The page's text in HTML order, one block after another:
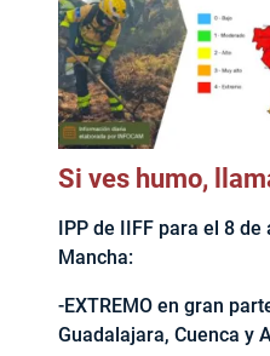
Si ves humo,
IPP de IIFF para el 8
Mancha:
-EXTREMO en gran
Guadalajara, Cuenca y